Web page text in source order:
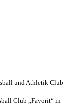
und Athletik Club
Club „Favorit“ in